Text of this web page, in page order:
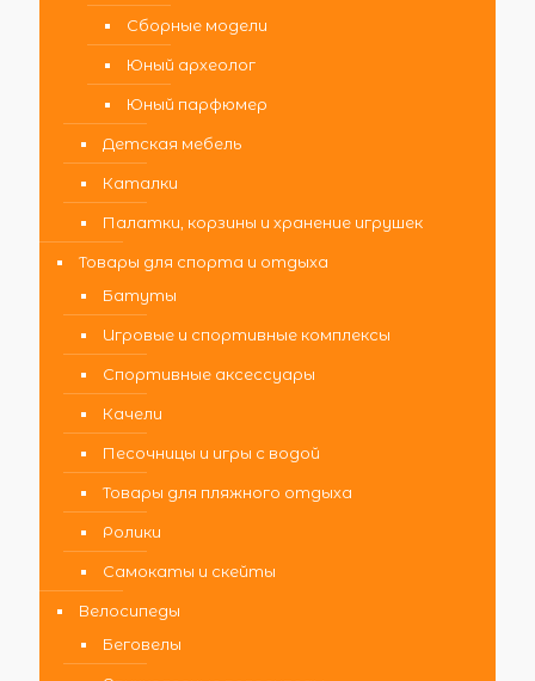
Сборные модели
Юный археолог
Юный парфюмер
Детская мебель
Каталки
Палатки, корзины и хранение игрушек
Товары для спорта и отдыха
Батуты
Игровые и спортивные комплексы
Спортивные аксессуары
Качели
Песочницы и игры с водой
Товары для пляжного отдыха
Ролики
Самокаты и скейты
Велосипеды
Беговелы